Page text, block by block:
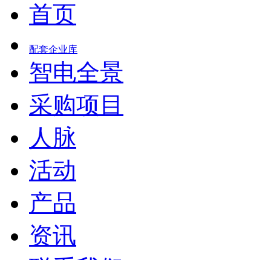
首页
配套企业库
智电全景
采购项目
人脉
活动
产品
资讯